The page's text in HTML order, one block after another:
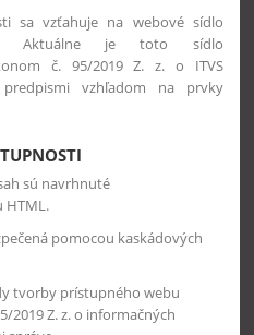
sa vzťahuje na webové sídlo
Aktuálne je toto sídlo
č. 95/2019 Z. z. o ITVS
vzhľadom na prvky
sú navrhnuté
HTML.
pomocou kaskádových
tvorby prístupného webu
2019 Z. z. o informačných